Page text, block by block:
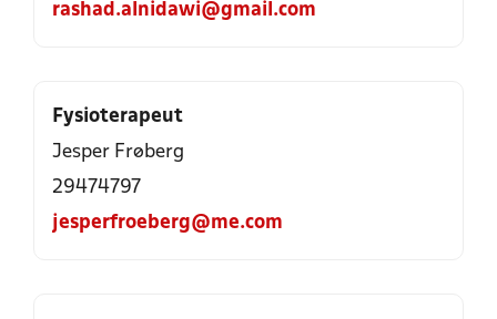
rashad.alnidawi@gmail.com
Fysioterapeut
Jesper Frøberg
29474797
jesperfroeberg@me.com